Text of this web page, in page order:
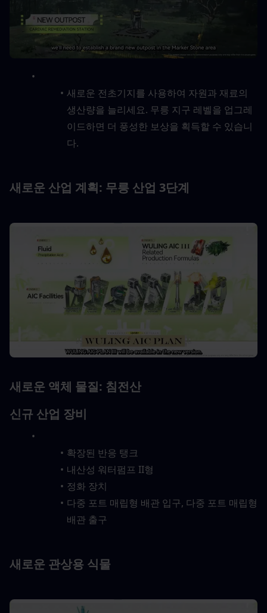
새로운 전초기지를 사용하여 자원과 재료의
생산량을 늘리세요. 무릉 지구 레벨을 업그레
이드하면 더 풍성한 보상을 획득할 수 있습니
다.
새로운 산업 계획: 무릉 산업 3단계
새로운 액체 물질: 침전산
신규 산업 장비
확장된 반응 탱크
내산성 워터펌프 II형
정화 장치
다중 포트 매립형 배관 입구, 다중 포트 매립형
배관 출구
새로운 관상용 식물